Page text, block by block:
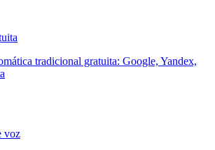
tradicional gratuita: Google, Yandex,
voz